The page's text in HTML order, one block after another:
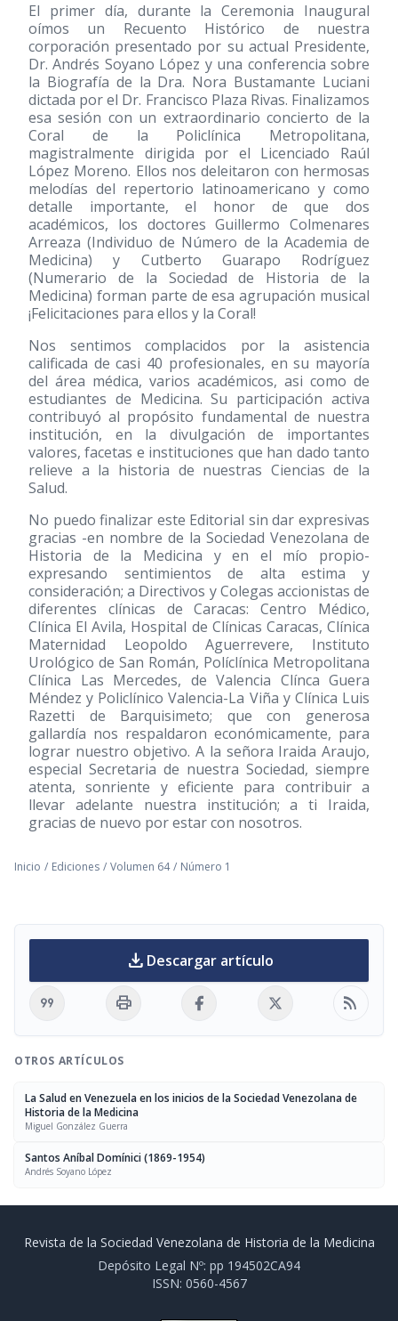
El primer día, durante la Ceremonia Inaugural
oímos un Recuento Histórico de nuestra
corporación presentado por su actual Presidente,
Dr. Andrés Soyano López y una conferencia sobre
la Biografía de la Dra. Nora Bustamante Luciani
dictada por el Dr. Francisco Plaza Rivas. Finalizamos
esa sesión con un extraordinario concierto de la
Coral de la Policlínica Metropolitana,
magistralmente dirigida por el Licenciado Raúl
López Moreno. Ellos nos deleitaron con hermosas
melodías del repertorio latinoamericano y como
detalle importante, el honor de que dos
académicos, los doctores Guillermo Colmenares
Arreaza (Individuo de Número de la Academia de
Medicina) y Cutberto Guarapo Rodríguez
(Numerario de la Sociedad de Historia de la
Medicina) forman parte de esa agrupación musical
¡Felicitaciones para ellos y la Coral!
Nos sentimos complacidos por la asistencia
calificada de casi 40 profesionales, en su mayoría
del área médica, varios académicos, asi como de
estudiantes de Medicina. Su participación activa
contribuyó al propósito fundamental de nuestra
institución, en la divulgación de importantes
valores, facetas e instituciones que han dado tanto
relieve a la historia de nuestras Ciencias de la
Salud.
No puedo finalizar este Editorial sin dar expresivas
gracias -en nombre de la Sociedad Venezolana de
Historia de la Medicina y en el mío propio-
expresando sentimientos de alta estima y
consideración; a Directivos y Colegas accionistas de
diferentes clínicas de Caracas: Centro Médico,
Clínica El Avila, Hospital de Clínicas Caracas, Clínica
Maternidad Leopoldo Aguerrevere, Instituto
Urológico de San Román, Políclínica Metropolitana
Clínica Las Mercedes, de Valencia Clínca Guera
Méndez y Policlínico Valencia-La Viña y Clínica Luis
Razetti de Barquisimeto; que con generosa
gallardía nos respaldaron económicamente, para
lograr nuestro objetivo. A la señora Iraida Araujo,
especial Secretaria de nuestra Sociedad, siempre
atenta, sonriente y eficiente para contribuir a
llevar adelante nuestra institución; a ti Iraida,
gracias de nuevo por estar con nosotros.
Inicio / Ediciones / Volumen 64 / Número 1
download Descargar artículo
format_quote print rss_feed
OTROS ARTÍCULOS
La Salud en Venezuela en los inicios de la Sociedad Venezolana de
Historia de la Medicina
Miguel González Guerra
Santos Aníbal Domínici (1869-1954)
Andrés Soyano López
Revista de la Sociedad Venezolana de Historia de la Medicina
Depósito Legal Nº: pp 194502CA94
ISSN: 0560-4567